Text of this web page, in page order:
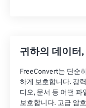
귀하의 데이터
FreeConvert는 단순
하게 보호합니다. 강
디오, 문서 등 어떤 파
보호합니다. 고급 암